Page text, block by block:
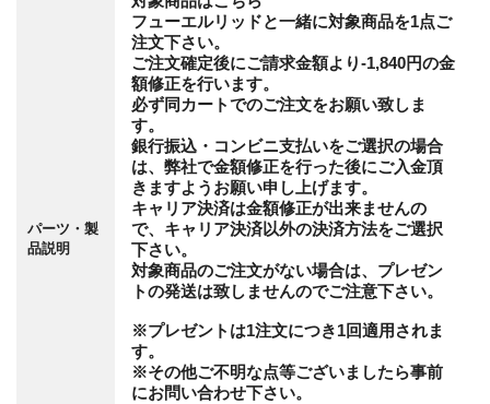
パーツ・製
品説明
フューエルリッドと一緒に対象商品を1点ご
注文下さい。
ご注文確定後にご請求金額より-1,840円の金
額修正を行います。
必ず同カートでのご注文をお願い致しま
す。
銀行振込・コンビニ支払いをご選択の場合
は、弊社で金額修正を行った後にご入金頂
きますようお願い申し上げます。
キャリア決済は金額修正が出来ませんの
で、キャリア決済以外の決済方法をご選択
下さい。
対象商品のご注文がない場合は、プレゼン
トの発送は致しませんのでご注意下さい。
※プレゼントは1注文につき1回適用されま
す。
※その他ご不明な点等ございましたら事前
にお問い合わせ下さい。